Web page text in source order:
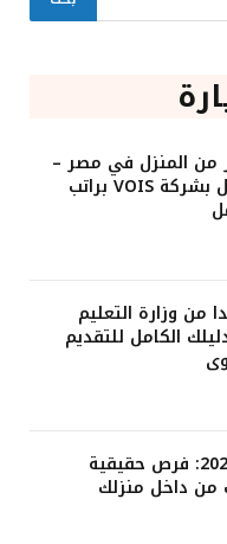
من المنزل في مصر –
فرصة العمر للعمل بشركة VOIS براتب
من وزارة التعليم
الكامل للتقديم
شغل من البيت 2025: فرص حقيقية
من داخل منزلك